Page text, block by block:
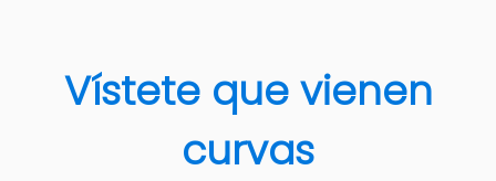
Vístete que vienen
curvas